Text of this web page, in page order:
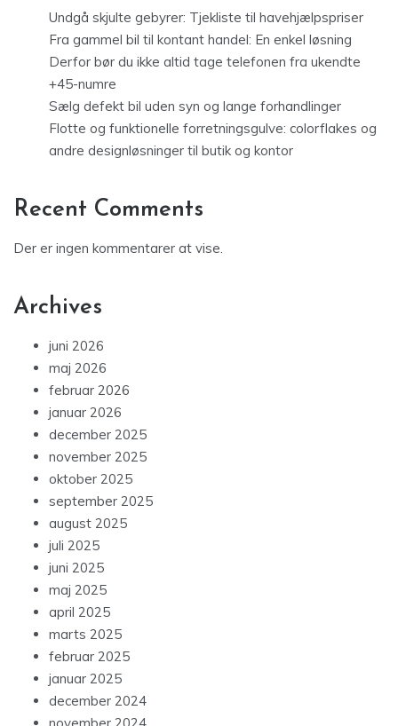
Undgå skjulte gebyrer: Tjekliste til havehjælpspriser
Fra gammel bil til kontant handel: En enkel løsning
Derfor bør du ikke altid tage telefonen fra ukendte
+45-numre
Sælg defekt bil uden syn og lange forhandlinger
Flotte og funktionelle forretningsgulve: colorflakes og
andre designløsninger til butik og kontor
Recent Comments
Der er ingen kommentarer at vise.
Archives
juni 2026
maj 2026
februar 2026
januar 2026
december 2025
november 2025
oktober 2025
september 2025
august 2025
juli 2025
juni 2025
maj 2025
april 2025
marts 2025
februar 2025
januar 2025
december 2024
november 2024